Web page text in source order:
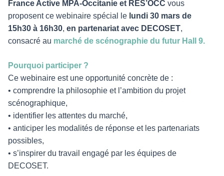
France Active MPA-Occitanie et RES’OCC vous
proposent ce webinaire spécial le lundi 30 mars de
15h30 à 16h30, en partenariat avec DECOSET,
consacré au marché de scénographie du futur Hall 9.
Pourquoi participer ?
Ce webinaire est une opportunité concrète de :
• comprendre la philosophie et l’ambition du projet
scénographique,
• identifier les attentes du marché,
• anticiper les modalités de réponse et les partenariats
possibles,
• s’inspirer du travail engagé par les équipes de
DECOSET.